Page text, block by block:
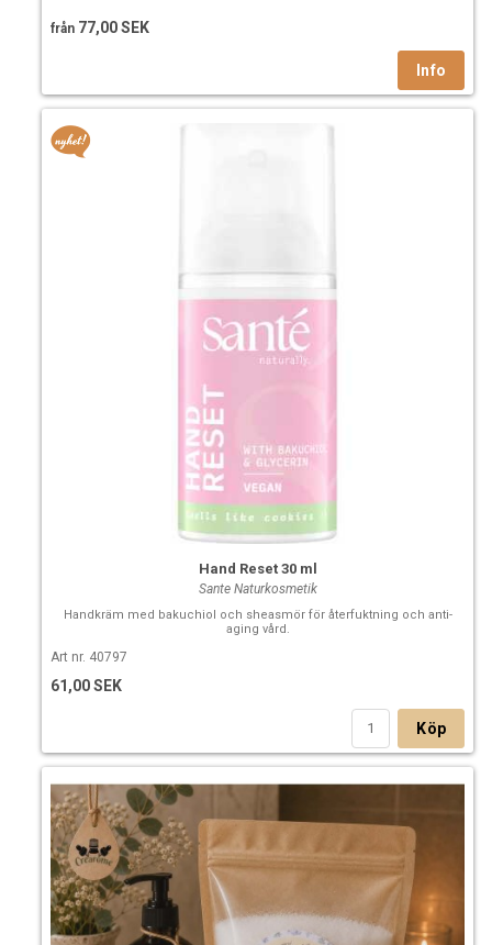
5 dr rosmarinantioxidant Crearome
Fettsyresammansättning:
Vetenskapligt namn: Brassicab oleracea italica
Vissa fettsyror i oljorna kan stelna helt eller delvis i lägre
temperaturer, t.ex vid förvaring i kylskåp eller i transport
vintertid. Lägg i vattenbad eller vid ett element för att dom
ska smälta. Detta påverkar inte oljans kvalite eller
från 77,00 SEK
Hand Reset 30 ml
Sante Naturkosmetik
Handkräm med bakuchiol och sheasmör för återfuktning och anti-
aging vård.
Art nr. 40797
61,00 SEK
Köp